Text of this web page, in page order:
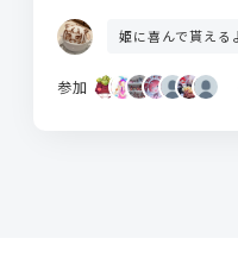
姫に喜んで貰える
参加